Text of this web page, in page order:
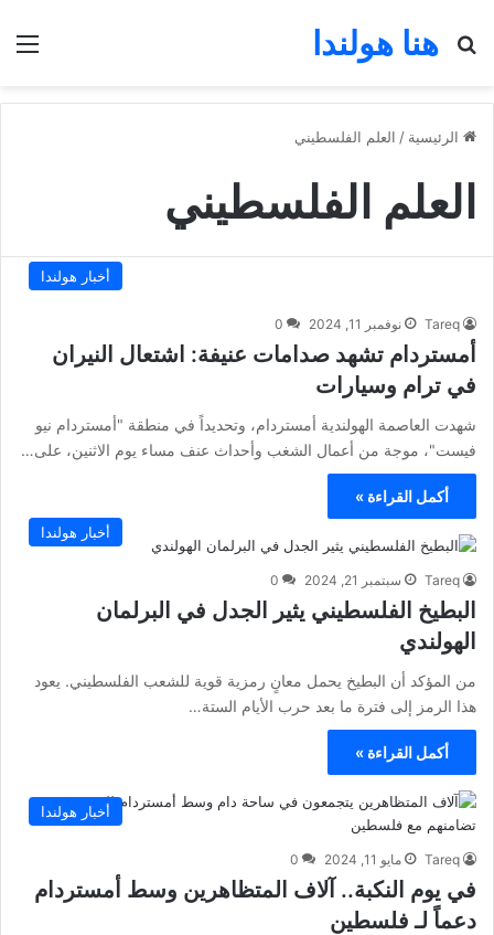
هنا هولندا
بحث عن
الرئيسية / العلم الفلسطيني
العلم الفلسطيني
أخبار هولندا
Tareq نوفمبر 11, 2024 0
أمستردام تشهد صدامات عنيفة: اشتعال النيران
في ترام وسيارات
شهدت العاصمة الهولندية أمستردام، وتحديداً في منطقة "أمستردام نيو
فيست"، موجة من أعمال الشغب وأحداث عنف مساء يوم الاثنين، على…
أكمل القراءة »
أخبار هولندا
Tareq سبتمبر 21, 2024 0
البطيخ الفلسطيني يثير الجدل في البرلمان
الهولندي
من المؤكد أن البطيخ يحمل معانٍ رمزية قوية للشعب الفلسطيني. يعود
هذا الرمز إلى فترة ما بعد حرب الأيام الستة…
أكمل القراءة »
أخبار هولندا
Tareq مايو 11, 2024 0
في يوم النكبة.. آلاف المتظاهرين وسط أمستردام
دعماً لـ فلسطين